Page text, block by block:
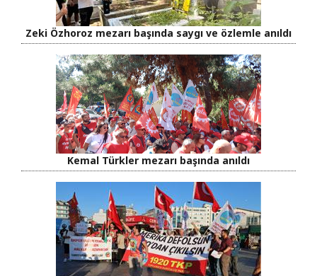
Zeki Özhoroz mezarı başında saygı ve özlemle anıldı
Kemal Türkler mezarı başında anıldı